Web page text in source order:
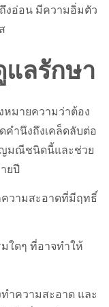
งอ่อน มีความอิ่มตัว
ลรักษา
มายความว่าต้อง
ำนึงถึงเคล็ดลับต่อ
ญมณีชนิดนี้และช่วย
ยปี
ความสะอาดที่มีฤทธิ์
ใดๆ ที่อาจทำให้
ำความสะอาด และ